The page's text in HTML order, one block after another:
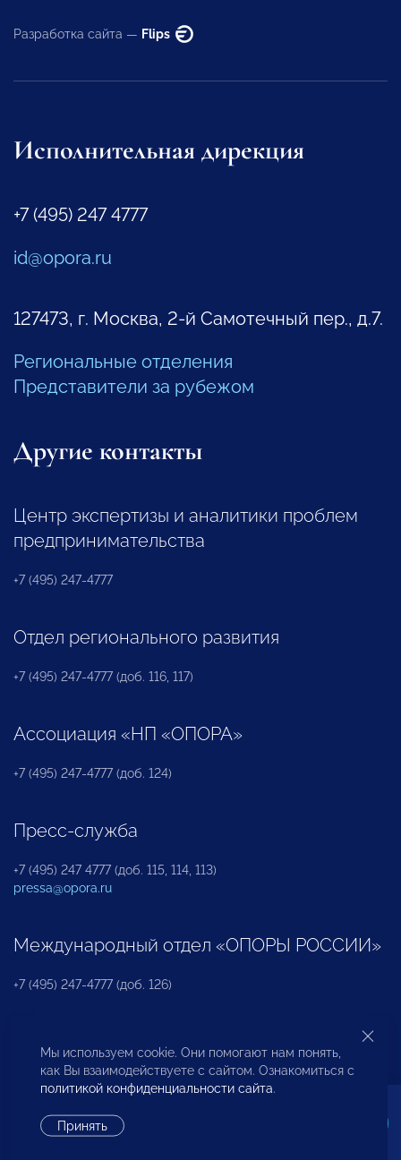
Разработка сайта — Flips
Исполнительная дирекция
+7 (495) 247 4777
id@opora.ru
127473, г. Москва, 2-й Самотечный пер., д.7.
Региональные отделения
Представители за рубежом
Другие контакты
Центр экспертизы и аналитики проблем
предпринимательства
+7 (495) 247-4777
Отдел регионального развития
+7 (495) 247-4777 (доб. 116, 117)
Ассоциация «НП «ОПОРА»
+7 (495) 247-4777 (доб. 124)
Пресс-служба
+7 (495) 247 4777 (доб. 115, 114, 113)
pressa@opora.ru
Международный отдел «ОПОРЫ РОССИИ»
+7 (495) 247-4777 (доб. 126)
Бюро по защите прав предпринимателей и
инвесторов
Мы используем cookie. Они помогают нам понять,
как Вы взаимодействуете с сайтом. Ознакомиться с
политикой конфиденциальности сайта.
Принять